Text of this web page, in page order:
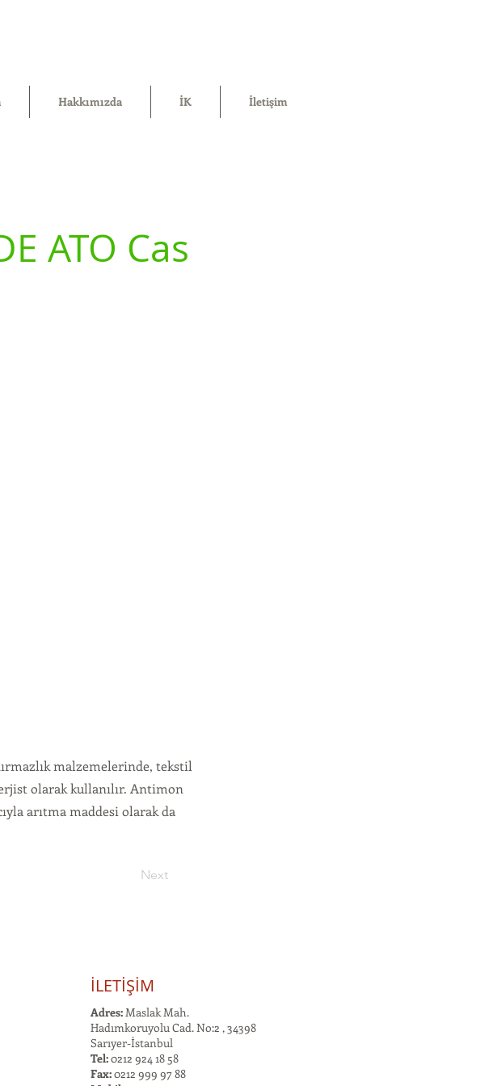
Hakkımızda İK İletişim
ATO Cas
malzemelerinde, tekstil
olarak kullanılır. Antimon
arıtma maddesi olarak da
Next
İLETİŞİM
Adres:Maslak Mah.
Hadımkoruyolu Cad. No:2 , 34398
Sarıyer-İstanbul
Tel:0212 924 18 58
Fax:0212 999 97 88